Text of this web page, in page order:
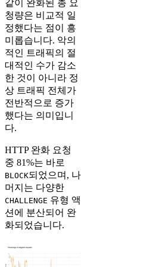
같이 완화된 총 요
청량은 비교적 일
정했다는 점이 흥
미롭습니다. 악의
적인 트래픽의 절
대적인 수가 감소
한 것이 아니라 정
상 트래픽 전체가
전반적으로 증가
했다는 의미입니
다.
HTTP 완화 요청
중 81%는 바로
BLOCK되었으며, 나
머지는 다양한
CHALLENGE 유형 액
션에 분산되어 완
화되었습니다.